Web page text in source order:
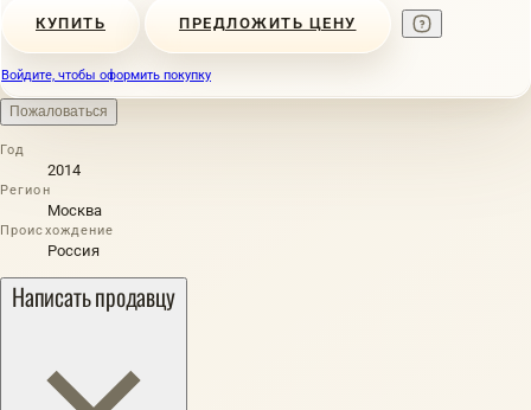
КУПИТЬ ПРЕДЛОЖИТЬ ЦЕНУ
Войдите, чтобы оформить покупку
Пожаловаться
Год
2014
Регион
Москва
Происхождение
Россия
Написать продавцу